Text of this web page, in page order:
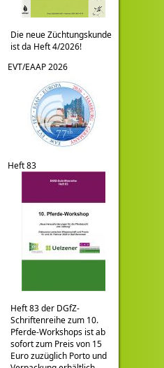
Die neue Züchtungskunde
ist da Heft 4/2026!
EVT/EAAP 2026
Heft 83
Heft 83 der DGfZ-
Schriftenreihe zum 10.
Pferde-Workshops ist ab
sofort zum Preis von 15
Euro zuzüglich Porto und